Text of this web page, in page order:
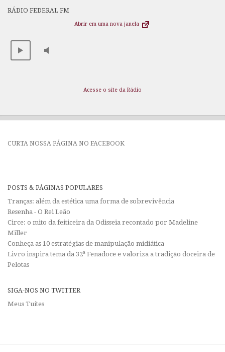
RÁDIO FEDERAL FM
Abrir em uma nova janela
Acesse o site da Rádio
CURTA NOSSA PÁGINA NO FACEBOOK
POSTS & PÁGINAS POPULARES
Tranças: além da estética uma forma de sobrevivência
Resenha - O Rei Leão
Circe: o mito da feiticeira da Odisseia recontado por Madeline
Miller
Conheça as 10 estratégias de manipulação midiática
Livro inspira tema da 32ª Fenadoce e valoriza a tradição doceira de
Pelotas
SIGA-NOS NO TWITTER
Meus Tuítes